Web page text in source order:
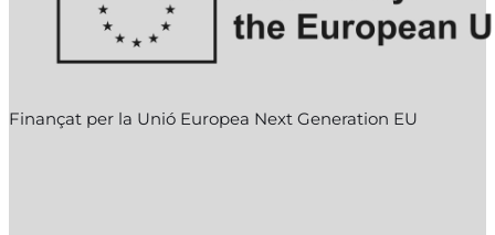
Finançat per la Unió Europea Next Generation EU